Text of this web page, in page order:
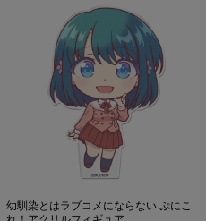
幼馴染とはラブコメにならない ぷにこ